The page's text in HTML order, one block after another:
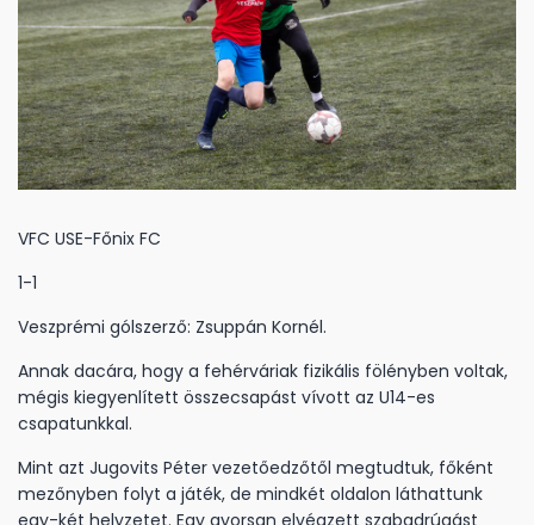
VFC USE-Főnix FC
1-1
Veszprémi gólszerző: Zsuppán Kornél.
Annak dacára, hogy a fehérváriak fizikális fölényben voltak,
mégis kiegyenlített összecsapást vívott az U14-es
csapatunkkal.
Mint azt Jugovits Péter vezetőedzőtől megtudtuk, főként
mezőnyben folyt a játék, de mindkét oldalon láthattunk
egy-két helyzetet. Egy gyorsan elvégzett szabadrúgást